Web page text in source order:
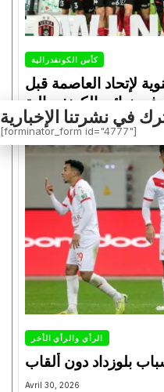
كأس الكونفدرالية
لإتحاد العاصمة قبل
في نهائي الكونفدرالية
Avril 30, 2026
الرأي والرأي الأخر
بلوزداد دون ألقاب
Avril 30, 2026
[forminator_form id="4777"]